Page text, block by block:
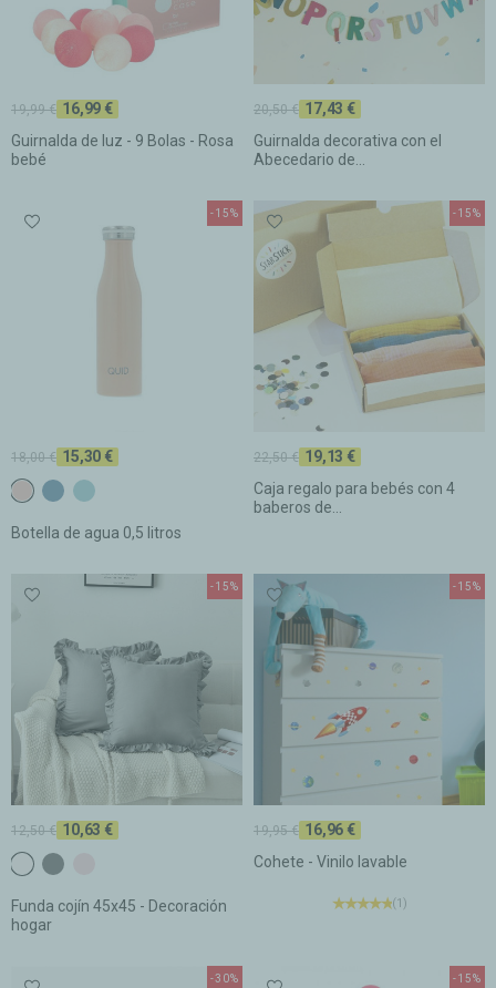
Guirnalda de luz - 9 Bolas - Rosa
bebé
19,99 € 16,99 €
Guirnalda decorativa con el
Abecedario de...
20,50 € 17,43 €
Botella de agua 0,5 litros
18,00 € 15,30 €
C28 TEJA CLARO
C29 MISTIC
C30 MISTIC CLARO
-15%
Caja regalo para bebés con 4
baberos de...
22,50 € 19,13 €
-15%
Funda cojín 45x45 - Decoración
hogar
12,50 € 10,63 €
c2 Blancoc4 Gris oscuro
-15%
Cohete - Vinilo lavable
19,95 € 16,96 €
(1)
-15%
-30% -15%